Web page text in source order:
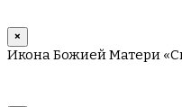
×
Икона Божией Матери